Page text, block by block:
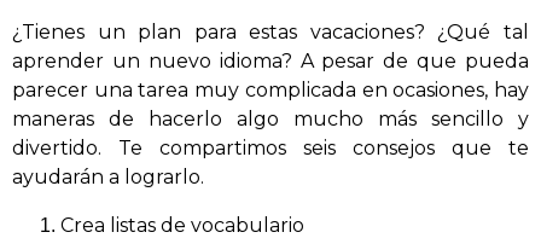
¿Tienes un plan para estas vacaciones? ¿Qué tal
aprender un nuevo idioma? A pesar de que pueda
parecer una tarea muy complicada en ocasiones, hay
maneras de hacerlo algo mucho más sencillo y
divertido. Te compartimos seis consejos que te
ayudarán a lograrlo.
Crea listas de vocabulario